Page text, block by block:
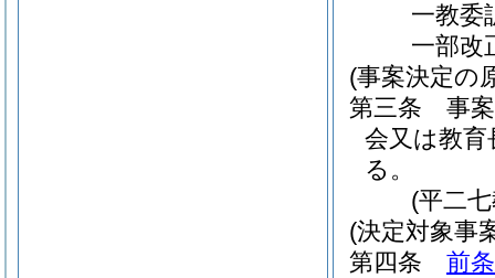
一教委
一部改
(事案決定の
第三条
事
会又は教
る。
(平二
(決定対象事
第四条
前条